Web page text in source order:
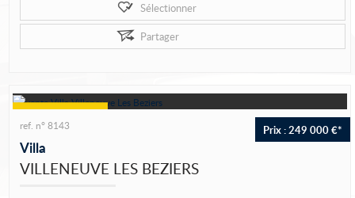
Sélectionner
Partager
Prix : 249 000 €*
ref. n° 8143
Villa
VILLENEUVE LES BEZIERS